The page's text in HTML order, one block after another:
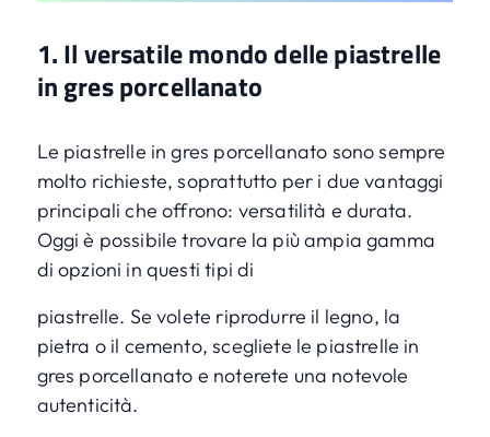
1. Il versatile mondo delle piastrelle
in gres porcellanato
Le piastrelle in gres porcellanato sono sempre
molto richieste, soprattutto per i due vantaggi
principali che offrono: versatilità e durata.
Oggi è possibile trovare la più ampia gamma
di opzioni in questi tipi di
piastrelle. Se volete riprodurre il legno, la
pietra o il cemento, scegliete le piastrelle in
gres porcellanato e noterete una notevole
autenticità.